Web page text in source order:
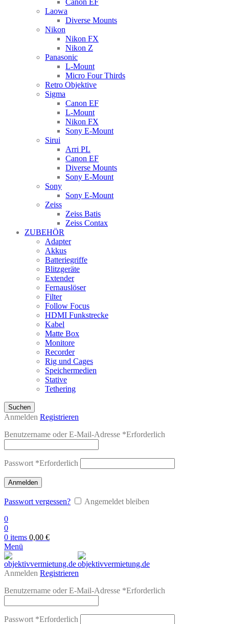
Canon EF
Laowa
Diverse Mounts
Nikon
Nikon FX
Nikon Z
Panasonic
L-Mount
Micro Four Thirds
Retro Objektive
Sigma
Canon EF
L-Mount
Nikon FX
Sony E-Mount
Sirui
Arri PL
Canon EF
Diverse Mounts
Sony E-Mount
Sony
Sony E-Mount
Zeiss
Zeiss Batis
Zeiss Contax
ZUBEHÖR
Adapter
Akkus
Batteriegriffe
Blitzgeräte
Extender
Fernauslöser
Filter
Follow Focus
HDMI Funkstrecke
Kabel
Matte Box
Monitore
Recorder
Rig und Cages
Speichermedien
Stative
Tethering
Suchen
Anmelden Registrieren
Benutzername oder E-Mail-Adresse *Erforderlich
Passwort *Erforderlich
Anmelden
Passwort vergessen?
Angemeldet bleiben
0
0
0 items 0,00 €
Menü
Anmelden Registrieren
Benutzername oder E-Mail-Adresse *Erforderlich
Passwort *Erforderlich